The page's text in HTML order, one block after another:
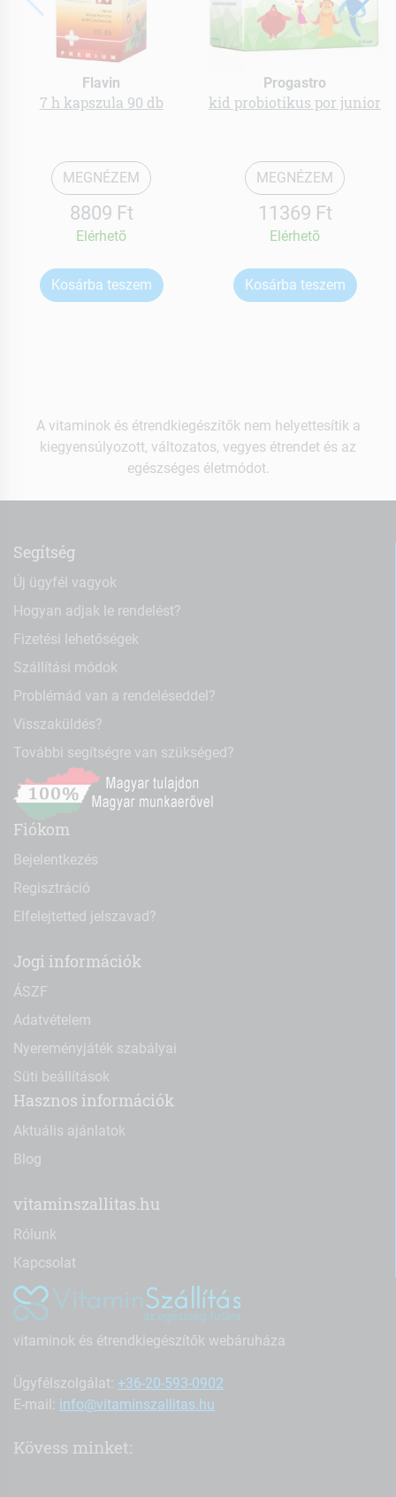
Flavin
7 h kapszula 90 db
MEGNÉZEM
8809 Ft
Elérhetõ
Kosárba teszem
Progastro
kid probiotikus por junior
MEGNÉZEM
11369 Ft
Elérhetõ
Kosárba teszem
A vitaminok és étrendkiegészítők nem helyettesítik a
kiegyensúlyozott, változatos, vegyes étrendet és az
egészséges életmódot.
Segítség
Új ügyfél vagyok
Hogyan adjak le rendelést?
Fizetési lehetőségek
Szállítási módok
Problémád van a rendeléseddel?
Visszaküldés?
További segítségre van szükséged?
Fiókom
Bejelentkezés
Regisztráció
Elfelejtetted jelszavad?
Jogi információk
ÁSZF
Adatvételem
Nyereményjáték szabályai
Süti beállítások
Hasznos információk
Aktuális ajánlatok
Blog
vitaminszallitas.hu
Rólunk
Kapcsolat
vitaminok és étrendkiegészítők webáruháza
Ügyfélszolgálat: +36-20-593-0902
E-mail: info@vitaminszallitas.hu
Kövess minket: